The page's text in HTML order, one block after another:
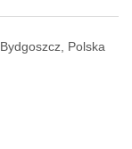
Bydgoszcz, Polska